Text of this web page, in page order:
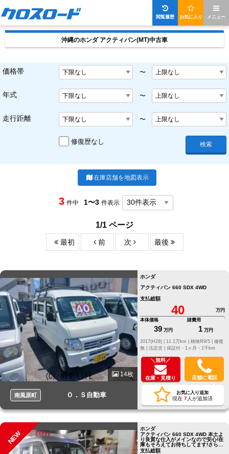
メニュー
お気に入り
閲覧履歴
沖縄のホンダ アクティバン(MT)中古車
価格帯 〜
年式 〜
走行距離 〜
修復歴なし 検索
在庫店舗を地図表示
3 件中 1〜3 件表示
1/1 ページ
最初 前 次 最後
14枚
南風原町 Ｏ．Ｓ自動車
ホンダ
アクティバン 660 SDX 4WD
支払総額
40
万円
本体価格
39 万円
諸費用
1 万円
修復
無 | 法定含 | 保証付・1ヶ月・1千km
＼無料／
在庫・見積り 店舗に電話
お気に入り追加
現在 7人が追加済
NEW
ホンダ
アクティバン 660 SDX 4WD 本土よ
り良質な仕入がメインなので安心!在
庫もそろえてお待ちしてます!さら
に!全国より取り寄せ可能、注
支払総額